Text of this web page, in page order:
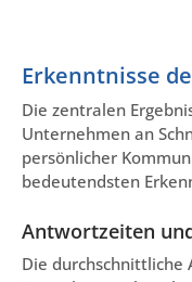
Erkenntnisse
Die zentralen
Unternehmen an
persönlicher
bedeutendsten
Antwortzeiten
Die